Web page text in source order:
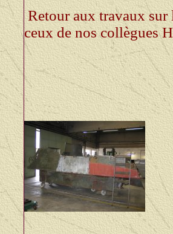
Retour aux travaux sur
ceux de nos collègues
08 - 12 mei: Zoals
As mentioned we went
15 - 19 mei: de
Al
will be minimal next